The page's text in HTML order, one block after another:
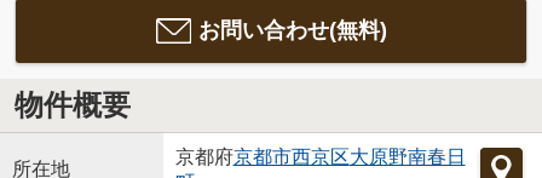
お問い合わせ(無料)
物件概要
所在地
京都府京都市西京区大原野南春日